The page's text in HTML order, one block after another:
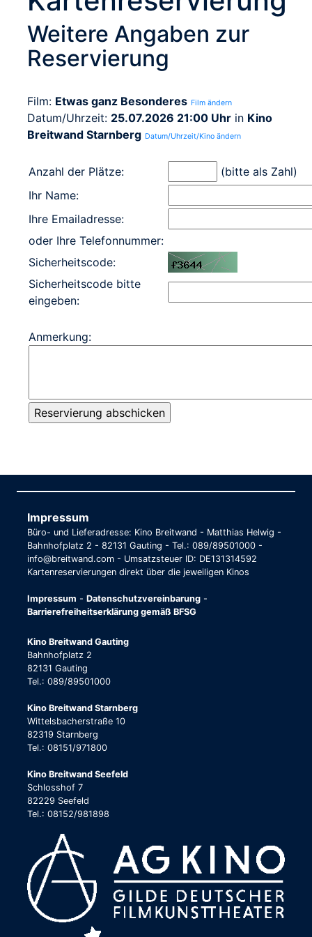
Weitere Angaben zur
Reservierung
Film: Etwas ganz Besonderes Film ändern
Datum/Uhrzeit: 25.07.2026 21:00 Uhr in Kino
Breitwand Starnberg Datum/Uhrzeit/Kino ändern
Anzahl der Plätze:
(bitte als Zahl)
Ihr Name:
Ihre Emailadresse:
oder Ihre Telefonnummer:
Sicherheitscode:
Sicherheitscode bitte
eingeben:
Anmerkung:
Impressum
Büro- und Lieferadresse: Kino Breitwand - Matthias Helwig -
Bahnhofplatz 2 - 82131 Gauting - Tel.: 089/89501000 -
info@breitwand.com - Umsatzsteuer ID: DE131314592
Kartenreservierungen direkt über die jeweiligen Kinos
Impressum - Datenschutzvereinbarung -
Barrierefreiheitserklärung gemäß BFSG
Kino Breitwand Gauting
Bahnhofplatz 2
82131 Gauting
Tel.: 089/89501000
Kino Breitwand Starnberg
Wittelsbacherstraße 10
82319 Starnberg
Tel.: 08151/971800
Kino Breitwand Seefeld
Schlosshof 7
82229 Seefeld
Tel.: 08152/981898